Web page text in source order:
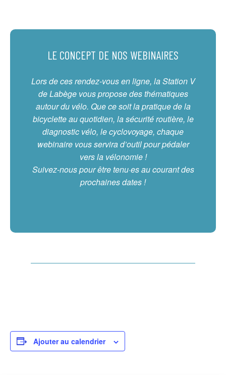
LE CONCEPT DE NOS WEBINAIRES
Lors de ces rendez-vous en ligne, la Station V
de Labège vous propose des thématiques
autour du vélo. Que ce soit la pratique de la
bicyclette au quotidien, la sécurité routière, le
diagnostic vélo, le cyclovoyage, chaque
webinaire vous servira d’outil pour pédaler
vers la vélonomie !
Suivez-nous pour être tenu·es au courant des
prochaines dates !
Ajouter au calendrier